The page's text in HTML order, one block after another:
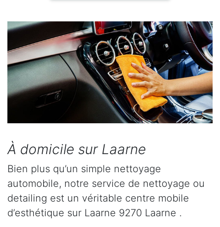
À domicile sur Laarne
Bien plus qu’un simple nettoyage
automobile, notre service de nettoyage ou
detailing est un véritable centre mobile
d’esthétique sur Laarne 9270 Laarne .